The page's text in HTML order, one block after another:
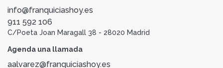
info@franquiciashoy.es
911 592 106
C/Poeta Joan Maragall 38 - 28020 Madrid
Agenda una llamada
aalvarez@franquiciashoy.es